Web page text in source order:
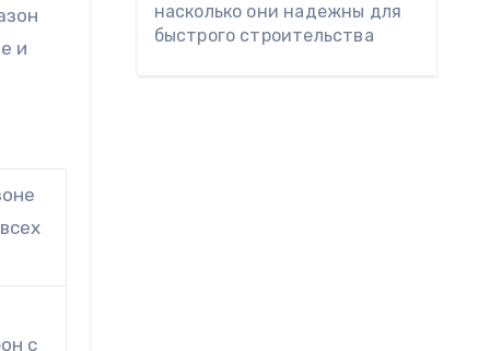
и
с
насколько они надежны для
быстрого строительства